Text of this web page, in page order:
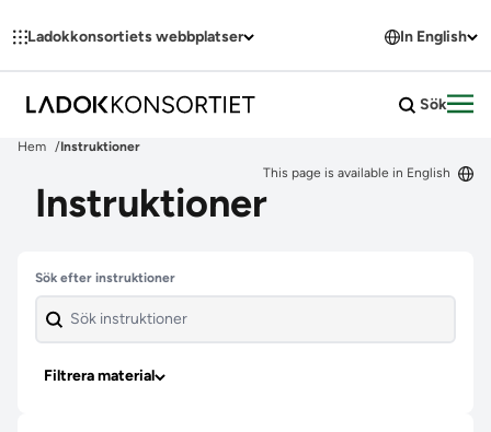
Ladokkonsortiets webbplatser In English
Sök
Hem
Instruktioner
This page is available in English
Instruktioner
Hoppa över filter
Sök efter instruktioner
Filtrera material